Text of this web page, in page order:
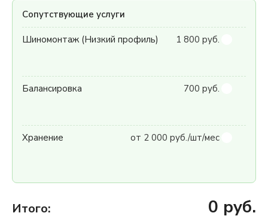
Сопутствующие услуги
Шиномонтаж (Низкий профиль) 1 800 руб.
Балансировка 700 руб.
Хранение от 2 000 руб./шт/мес
Итого: 0 руб.